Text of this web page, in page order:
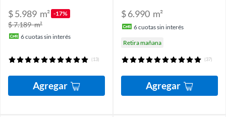
$ 5.989 m² -17%
$ 7.189m²
6cuotas sin interés
(13)
Agregar
$ 6.990 m²
6cuotas sin interés
Retira mañana
(37)
Agregar